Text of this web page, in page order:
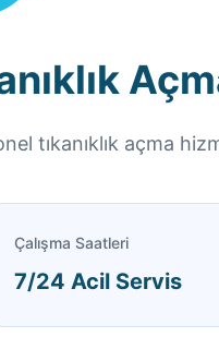
tıkanıklık açma
Çalışma Saatleri
7/24 Acil Servis